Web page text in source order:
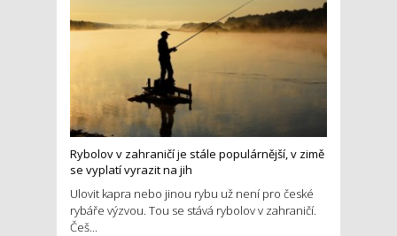
Rybolov v zahraničí je stále populárnější, v zimě
se vyplatí vyrazit na jih
Ulovit kapra nebo jinou rybu už není pro české
rybáře výzvou. Tou se stává rybolov v zahraničí.
Češ...